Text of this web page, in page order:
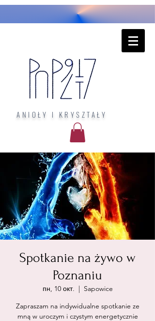
ANIOŁY I KRYSZTAŁY
Spotkanie na żywo w
Poznaniu
пн, 10 окт.
  |
Sapowice
Zapraszam na indywidualne spotkanie ze
mną w uroczym i czystym energetycznie